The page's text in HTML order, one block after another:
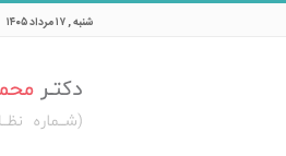
شنبه , ۱۷ مرداد ۱۴۰۵